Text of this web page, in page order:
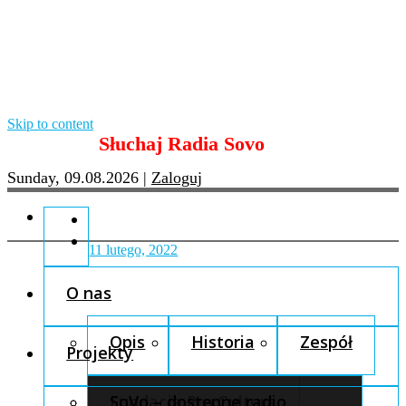
Skip to content
Słuchaj Radia Sovo
Sunday, 09.08.2026 | Zaloguj
O nas
Opis Historia Zespół
Fundacja Pro Cultura
Projekty
SoVo – dostępne radio
11 lutego, 2022